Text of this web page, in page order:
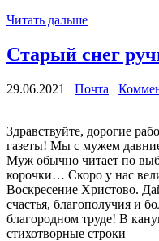
Читать дальше
Старый снег
29.06.2021 Почта
Здравствуйте, дорогие
газеты! Мы с мужем
Муж обычно читает по
корочки… Скоро у нас
Воскресение Христово.
счастья, благополучия и
благородном труде! В
стихотворные строки